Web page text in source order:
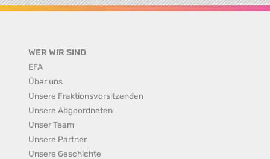
WER WIR SIND
EFA
Über uns
Unsere Fraktionsvorsitzenden
Unsere Abgeordneten
Unser Team
Unsere Partner
Unsere Geschichte